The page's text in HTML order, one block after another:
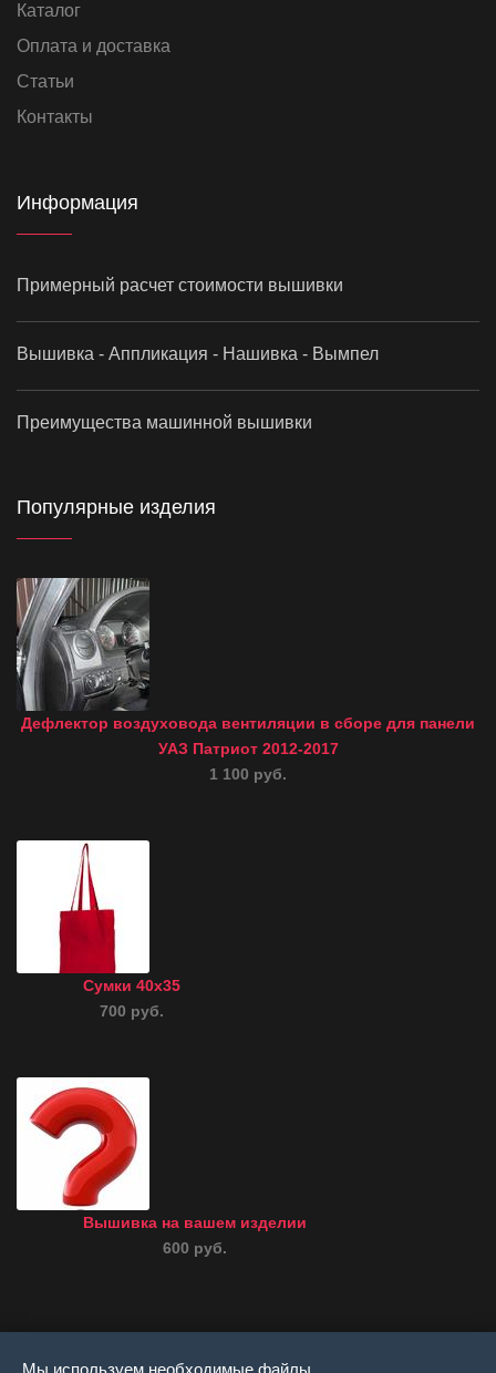
Каталог
Оплата и доставка
Статьи
Контакты
Информация
Примерный расчет стоимости вышивки
Вышивка - Аппликация - Нашивка - Вымпел
Преимущества машинной вышивки
Популярные изделия
Дефлектор воздуховода вентиляции в сборе для панели
УАЗ Патриот 2012-2017
1 100 руб.
Сумки 40x35
700 руб.
Вышивка на вашем изделии
600 руб.
Мы используем необходимые файлы